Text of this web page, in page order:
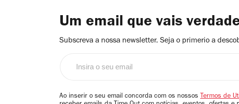
Um email que vais
Subscreva a nossa newsletter. Seja o primerio a
email
Ao inserir o seu email concorda com os nossos Termos de